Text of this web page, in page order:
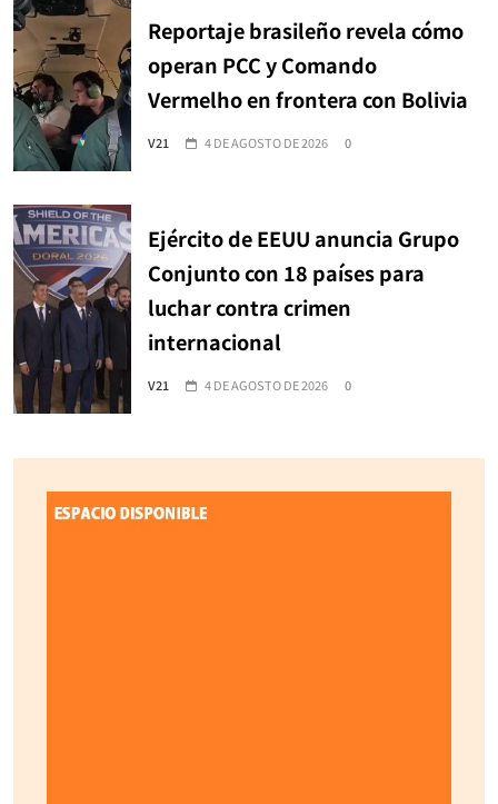
Reportaje brasileño revela cómo
operan PCC y Comando
Vermelho en frontera con Bolivia
V21 4 DE AGOSTO DE 2026 0
Ejército de EEUU anuncia Grupo
Conjunto con 18 países para
luchar contra crimen
internacional
V21 4 DE AGOSTO DE 2026 0